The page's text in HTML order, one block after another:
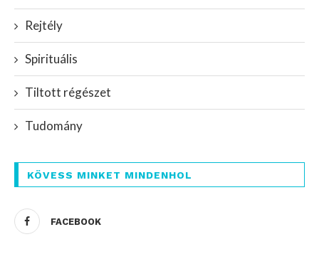
Rejtély
Spirituális
Tiltott régészet
Tudomány
KÖVESS MINKET MINDENHOL
FACEBOOK